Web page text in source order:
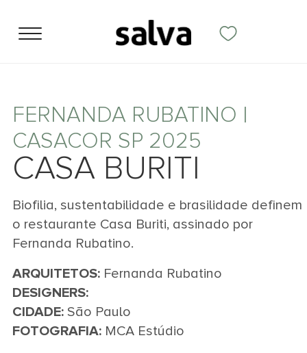
FERNANDA RUBATINO |
CASACOR SP 2025
CASA BURITI
Biofilia, sustentabilidade e brasilidade definem
o restaurante Casa Buriti, assinado por
Fernanda Rubatino.
ARQUITETOS:Fernanda Rubatino
DESIGNERS:
CIDADE:São Paulo
FOTOGRAFIA:MCA Estúdio